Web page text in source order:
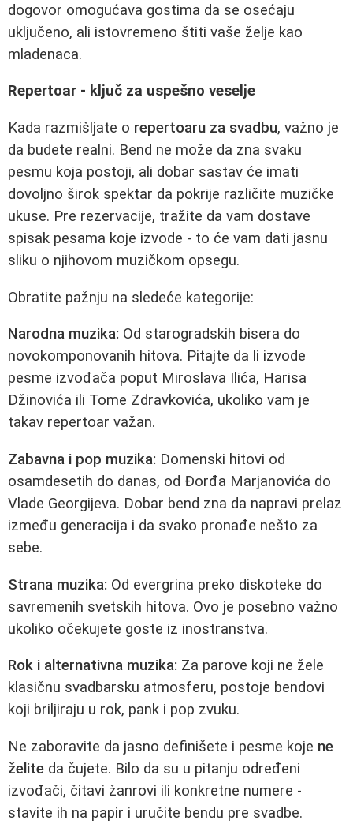
dogovor omogućava gostima da se osećaju
uključeno, ali istovremeno štiti vaše želje kao
mladenaca.
Repertoar - ključ za uspešno veselje
Kada razmišljate o repertoaru za svadbu, važno je
da budete realni. Bend ne može da zna svaku
pesmu koja postoji, ali dobar sastav će imati
dovoljno širok spektar da pokrije različite muzičke
ukuse. Pre rezervacije, tražite da vam dostave
spisak pesama koje izvode - to će vam dati jasnu
sliku o njihovom muzičkom opsegu.
Obratite pažnju na sledeće kategorije:
Narodna muzika: Od starogradskih bisera do
novokomponovanih hitova. Pitajte da li izvode
pesme izvođača poput Miroslava Ilića, Harisa
Džinovića ili Tome Zdravkovića, ukoliko vam je
takav repertoar važan.
Zabavna i pop muzika: Domenski hitovi od
osamdesetih do danas, od Đorđa Marjanovića do
Vlade Georgijeva. Dobar bend zna da napravi prelaz
između generacija i da svako pronađe nešto za
sebe.
Strana muzika: Od evergrina preko diskoteke do
savremenih svetskih hitova. Ovo je posebno važno
ukoliko očekujete goste iz inostranstva.
Rok i alternativna muzika: Za parove koji ne žele
klasičnu svadbarsku atmosferu, postoje bendovi
koji briljiraju u rok, pank i pop zvuku.
Ne zaboravite da jasno definišete i pesme koje ne
želite da čujete. Bilo da su u pitanju određeni
izvođači, čitavi žanrovi ili konkretne numere -
stavite ih na papir i uručite bendu pre svadbe.